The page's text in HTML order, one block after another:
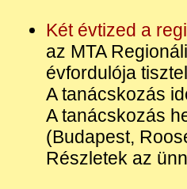
Két évtized a
az MTA
évfordulója
A tanácskozás
A tanácskozás
(Budapest,
Részletek az